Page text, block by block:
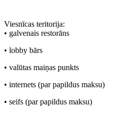
Viesnīcas teritorija:
• galvenais restorāns
• lobby bārs
• valūtas maiņas punkts
• internets (par papildus maksu)
• seifs (par papildus maksu)